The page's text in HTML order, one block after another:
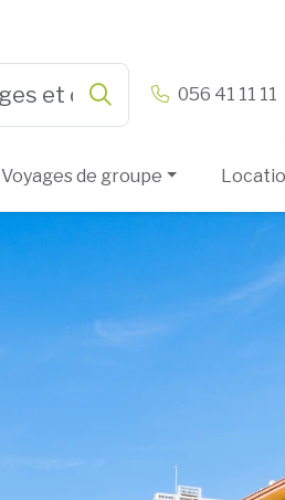
056 41 11 11
Voyages de groupe